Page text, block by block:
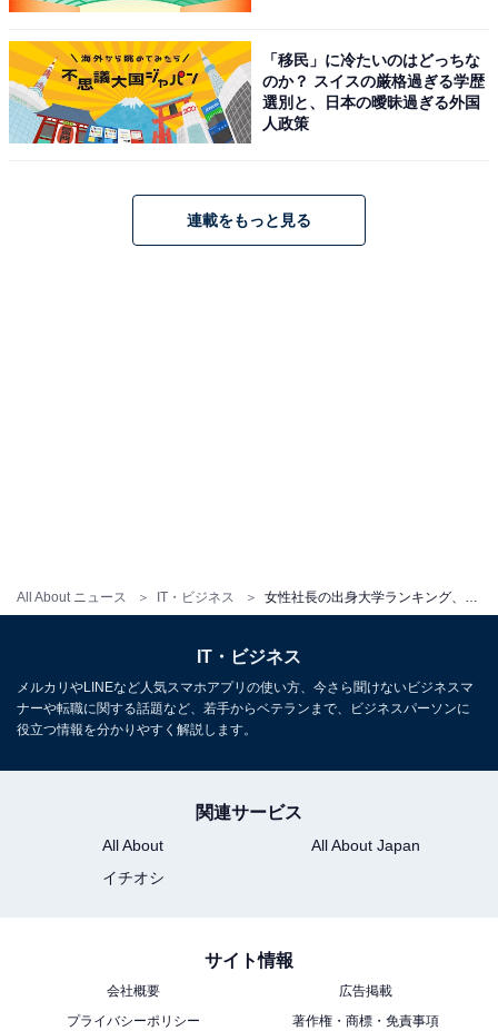
All About ニュース IT・ビジネス
【全国比較】女性社長比率
都道府県別1位は「沖縄県」（11.4％）。2013年以降、9
年連続で全国首位となりました。次いで、「徳島県」
（11.3％）、「青森県」（10.9％）が続きました。「岐
の、2010年以降、12年連続で最も低い割合でした。
【地域別】女性社長比率
地域別で、最も女性社長比率が高いのは「四国」
（9.6％）で、5年連続トップ。次いで、「九州」
（9.4％）、「中国」（8.8％）が続きました。全国で最
「移民」に冷たいのはどっちな
のか？ スイスの厳格過ぎる学歴
選別と、日本の曖昧過ぎる外国
人政策
連載をもっと見る
IT・ビジネス
メルカリやLINEなど人気スマホアプリの使い方、今さら聞けないビジネスマ
ナーや転職に関する話題など、若手からベテランまで、ビジネスパーソンに
役立つ情報を分かりやすく解説します。
関連サービス
All About
All About Japan
イチオシ
サイト情報
会社概要
広告掲載
プライバシーポリシー
著作権・商標・免責事項